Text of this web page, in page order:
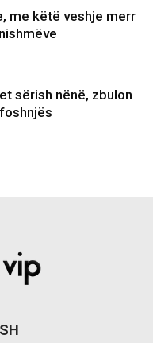
me këtë veshje merr
sërish nënë, zbulon